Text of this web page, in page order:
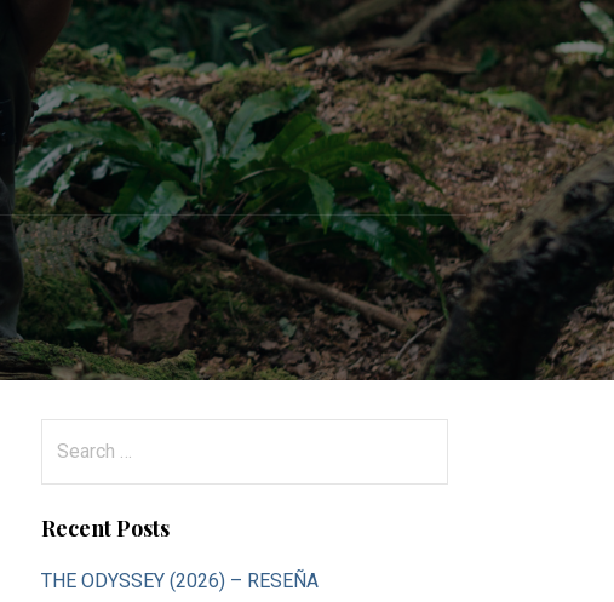
Recent Posts
THE ODYSSEY (2026) – RESEÑA